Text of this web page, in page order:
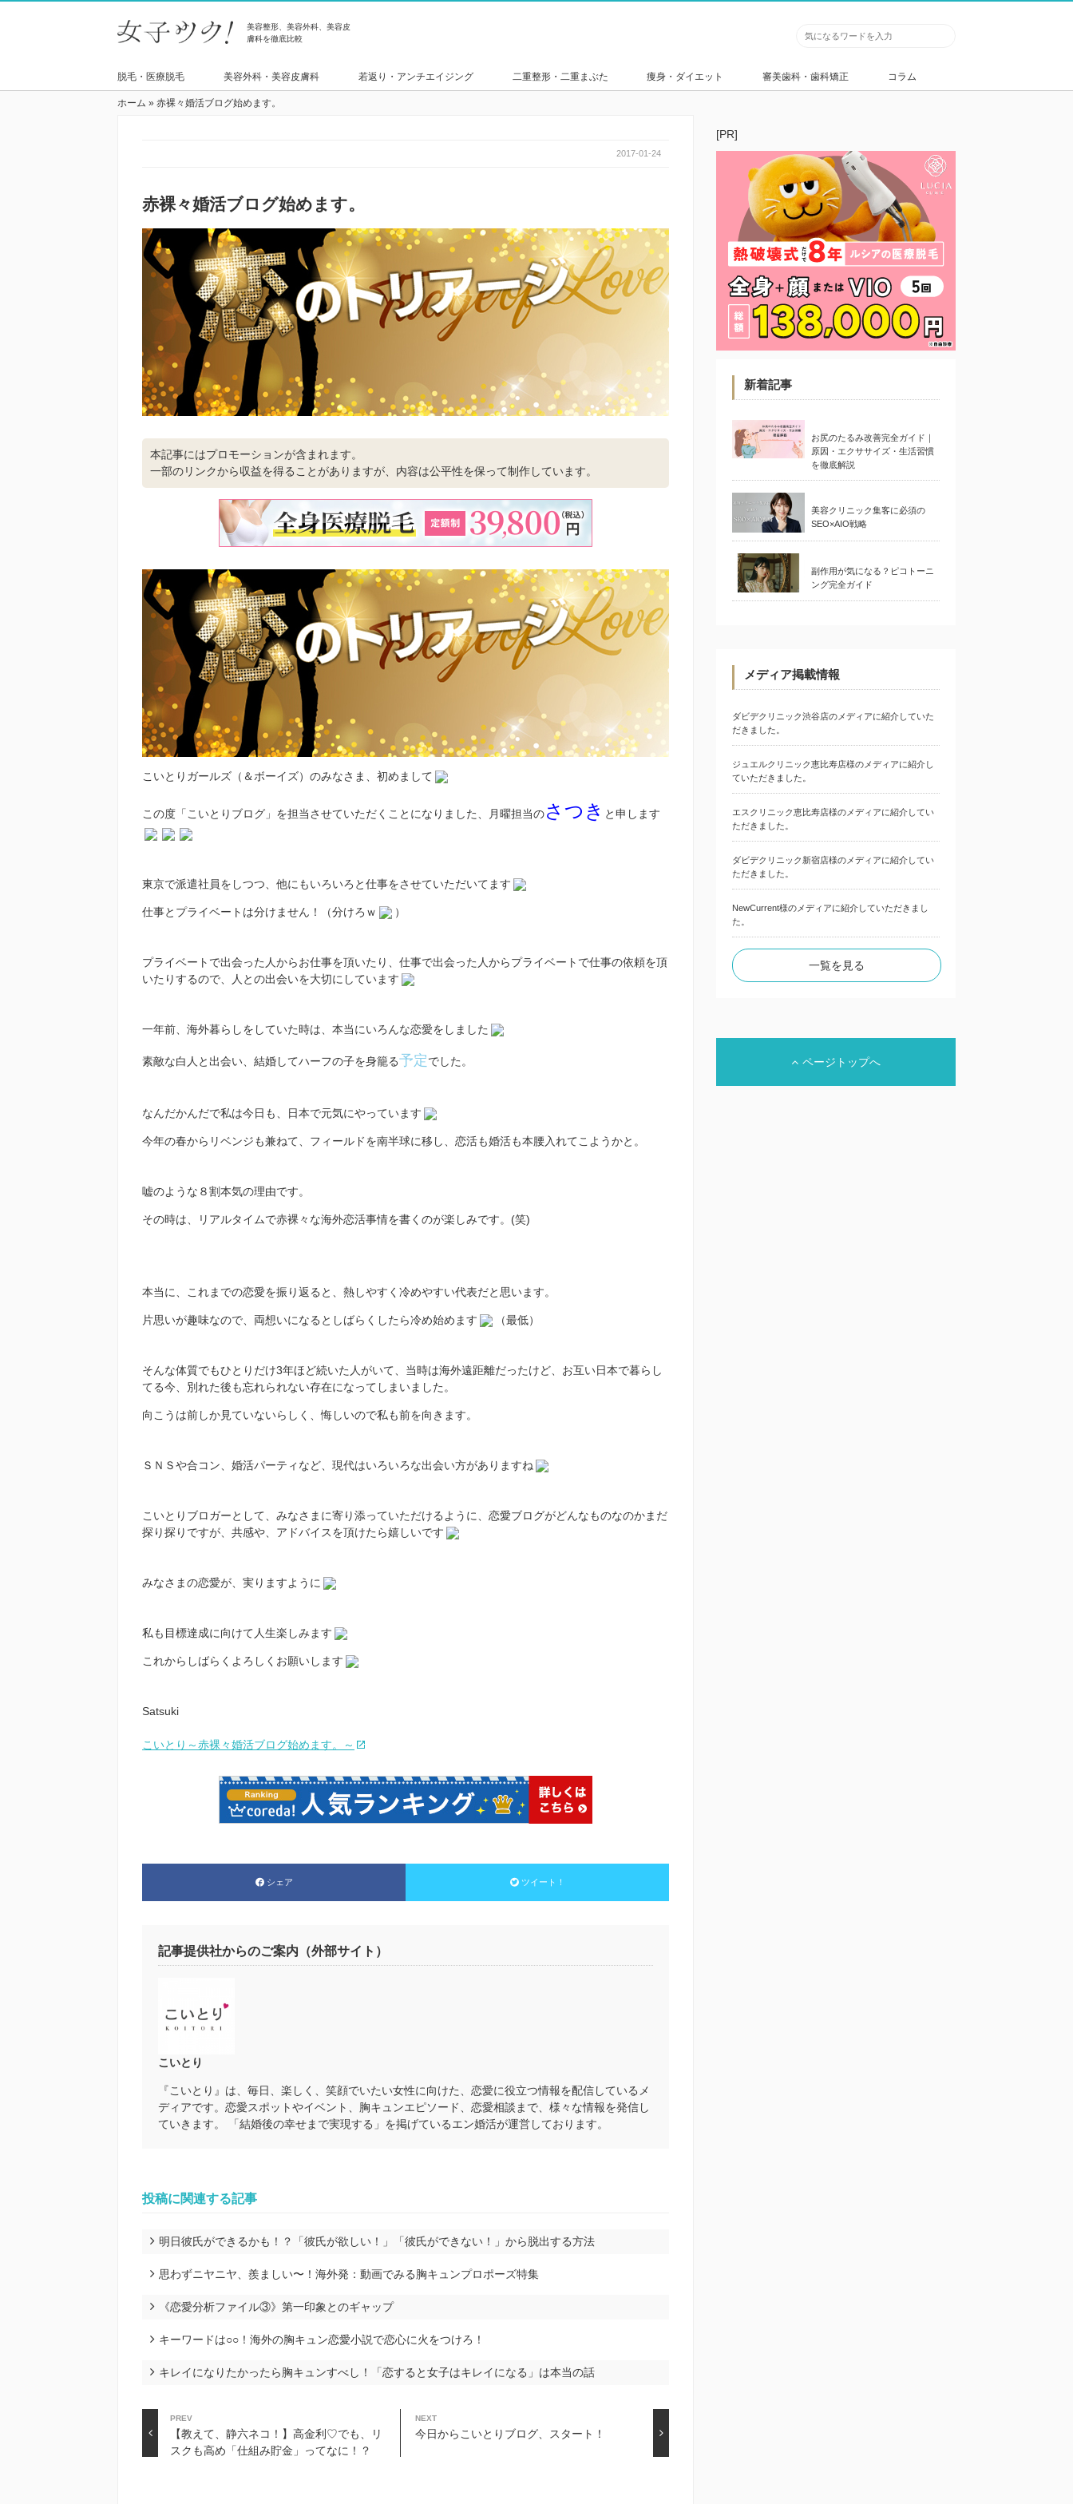
美容整形、美容外科、美容皮
膚科を徹底比較
脱毛・医療脱毛 美容外科・美容皮膚科 若返り・アンチエイジング 二重整形・二重まぶた 痩身・ダイエット 審美歯科・歯科矯正 コラム
ホーム » 赤裸々婚活ブログ始めます。
2017-01-24
赤裸々婚活ブログ始めます。
本記事にはプロモーションが含まれます。
一部のリンクから収益を得ることがありますが、内容は公平性を保って制作しています。
こいとりガールズ（＆ボーイズ）のみなさま、初めまして
この度「こいとりブログ」を担当させていただくことになりました、月曜担当のさつき と申します
東京で派遣社員をしつつ、他にもいろいろと仕事をさせていただいてます
仕事とプライベートは分けません！（分けろｗ ）
プライベートで出会った人からお仕事を頂いたり、仕事で出会った人からプライベートで仕事の依頼を頂
いたりするので、人との出会いを大切にしています
一年前、海外暮らしをしていた時は、本当にいろんな恋愛をしました
素敵な白人と出会い、結婚してハーフの子を身籠る予定でした。
なんだかんだで私は今日も、日本で元気にやっています
今年の春からリベンジも兼ねて、フィールドを南半球に移し、恋活も婚活も本腰入れてこようかと。
嘘のような８割本気の理由です。
その時は、リアルタイムで赤裸々な海外恋活事情を書くのが楽しみです。(笑)
本当に、これまでの恋愛を振り返ると、熱しやすく冷めやすい代表だと思います。
片思いが趣味なので、両想いになるとしばらくしたら冷め始めます （最低）
そんな体質でもひとりだけ3年ほど続いた人がいて、当時は海外遠距離だったけど、お互い日本で暮らし
てる今、別れた後も忘れられない存在になってしまいました。
向こうは前しか見ていないらしく、悔しいので私も前を向きます。
ＳＮＳや合コン、婚活パーティなど、現代はいろいろな出会い方がありますね
こいとりブロガーとして、みなさまに寄り添っていただけるように、恋愛ブログがどんなものなのかまだ
探り探りですが、共感や、アドバイスを頂けたら嬉しいです
みなさまの恋愛が、実りますように
私も目標達成に向けて人生楽しみます
これからしばらくよろしくお願いします
Satsuki
こいとり～赤裸々婚活ブログ始めます。～
シェア ツイート！
記事提供社からのご案内（外部サイト）
こいとり
『こいとり』は、毎日、楽しく、笑顔でいたい女性に向けた、恋愛に役立つ情報を配信しているメ
ディアです。恋愛スポットやイベント、胸キュンエピソード、恋愛相談まで、様々な情報を発信し
ていきます。 「結婚後の幸せまで実現する」を掲げているエン婚活が運営しております。
投稿に関連する記事
明日彼氏ができるかも！？「彼氏が欲しい！」「彼氏ができない！」から脱出する方法
思わずニヤニヤ、羨ましい〜！海外発：動画でみる胸キュンプロポーズ特集
《恋愛分析ファイル③》第一印象とのギャップ
キーワードは○○！海外の胸キュン恋愛小説で恋心に火をつけろ！
キレイになりたかったら胸キュンすべし！「恋すると女子はキレイになる」は本当の話
PREV
【教えて、静六ネコ！】高金利♡でも、リ
スクも高め「仕組み貯金」ってなに！？
NEXT
今日からこいとりブログ、スタート！
[PR]
新着記事
お尻のたるみ改善完全ガイド｜
原因・エクササイズ・生活習慣
を徹底解説
美容クリニック集客に必須の
SEO×AIO戦略
副作用が気になる？ピコトーニ
ング完全ガイド
メディア掲載情報
ダビデクリニック渋谷店のメディアに紹介していた
だきました。
ジュエルクリニック恵比寿店様のメディアに紹介し
ていただきました。
エスクリニック恵比寿店様のメディアに紹介してい
ただきました。
ダビデクリニック新宿店様のメディアに紹介してい
ただきました。
NewCurrent様のメディアに紹介していただきまし
た。
一覧を見る
ページトップへ